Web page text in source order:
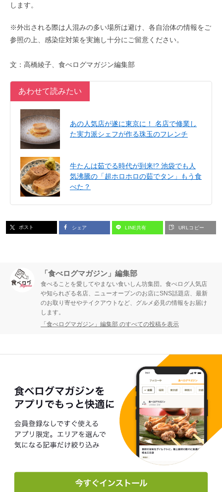
します。
※外出される際は人混みの多い場所は避け、各自治体の情報をご
参照の上、感染症対策を実施し十分にご留意ください。
文：高橋綾子、食べログマガジン編集部
あわせて読みたい
あの人気店が遂に東京に！ 名店で修業し
た実力派シェフが作る珠玉のフレンチ
牛たんは茹でる時代が到来!? 池袋でも人
気沸騰の「超ホロホロの茹でタン」もう食
べた？
ポスト シェア LINE共有 URLコピー
「食べログマガジン」編集部
食べることを愛してやまない食いしん坊集団。食べログ人気店
や知られざる名店、ニューオープンのお店にSNS話題店、最新
のお取り寄せやテイクアウトなど、グルメ必見の情報をお届け
します。
「食べログマガジン」編集部 のすべての投稿を表示